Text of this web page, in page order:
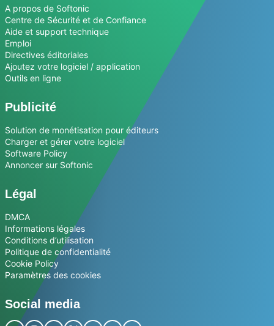
A propos de Softonic
Centre de Sécurité et de Confiance
Aide et support technique
Emploi
Directives éditoriales
Ajoutez votre logiciel / application
Outils en ligne
Publicité
Solution de monétisation pour éditeurs
Charger et gérer votre logiciel
Software Policy
Annoncer sur Softonic
Légal
DMCA
Informations légales
Conditions d’utilisation
Politique de confidentialité
Cookie Policy
Paramètres des cookies
Social media